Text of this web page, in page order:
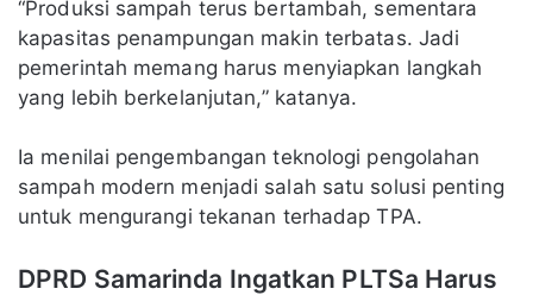
“Produksi sampah terus bertambah, sementara
kapasitas penampungan makin terbatas. Jadi
pemerintah memang harus menyiapkan langkah
yang lebih berkelanjutan,” katanya.
Ia menilai pengembangan teknologi pengolahan
sampah modern menjadi salah satu solusi penting
untuk mengurangi tekanan terhadap TPA.
DPRD Samarinda Ingatkan PLTSa Harus